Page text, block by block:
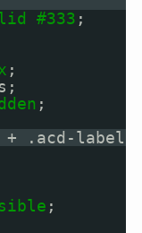
#333 ;
;
s;
;
+ .acd-label
;